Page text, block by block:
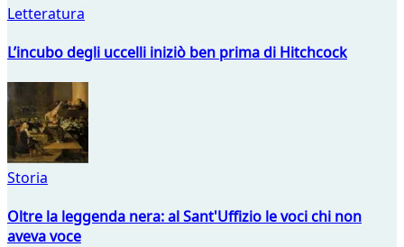
Letteratura
L’incubo degli uccelli iniziò ben prima di Hitchcock
Storia
Oltre la leggenda nera: al Sant'Uffizio le voci chi non
aveva voce